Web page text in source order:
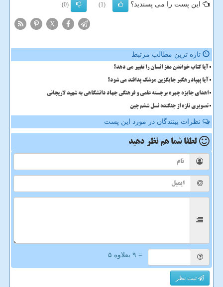
این پست را می پسندید؟ (1)
(0)
X
تازه ترین مطالب مرتبط
آیا کتاب خواندن مغز انسان را تغییر می دهد؟
آیا پهپاد رهگیر جایگزین موشک پدافند می شود؟
اهدای جایزه چهره برجسته علمی و فرهنگی جهاد دانشگاهی به شهید لاریجانی
تصویری تازه از جنگنده نسل ششم چین
نظرات بینندگان در مورد این پست
لطفا شما هم نظر دهید
= ۹ بعلاوه ۵
ثبت نظر